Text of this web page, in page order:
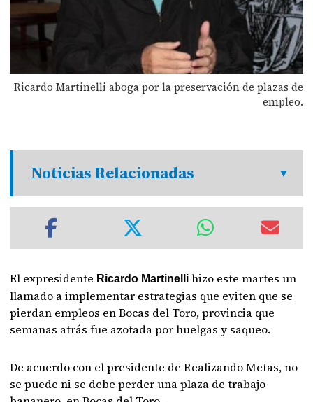
Ricardo Martinelli aboga por la preservación de plazas de
empleo.
Noticias Relacionadas
El expresidente Ricardo Martinellihizo este martes un
llamado a implementar estrategias que eviten que se
pierdan empleos en Bocas del Toro, provincia que
semanas atrás fue azotada por huelgas y saqueo.
De acuerdo con el presidente de Realizando Metas, no
se puede ni se debe perder una plaza de trabajo